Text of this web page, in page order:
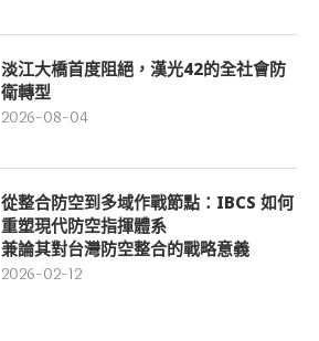
淡江大橋首度阻絕，漢光42的全社會防
衛轉型
2026-08-04
從整合防空到多域作戰節點：IBCS 如何
重塑現代防空指揮體系
兼論其對台灣防空整合的戰略意義
2026-02-12